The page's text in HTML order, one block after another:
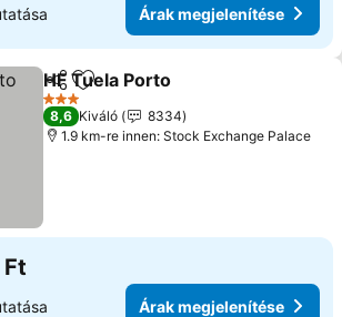
Árak megjelenítése
Megosztás
Hozzáadás a kedvencekhez
HF Tuela Porto
3 Kategória
8,6 Kiváló
8334
1.9 km-re innen: Stock Exchange Palace
Ft
Árak megjelenítése